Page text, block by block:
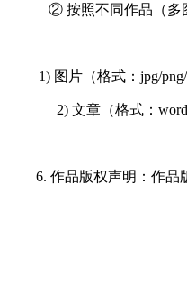
② 按照不同作品（多
1) 图片（格式：jpg/
2) 文章（格式：
6. 作品版权声明：作品